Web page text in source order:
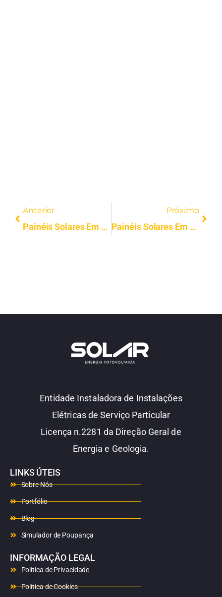
Anterior
Painéis Solares Em Arouca | Instalação Profissional | Solar FV
Próximo
Painéis Solares Em Castelo De Paiva | Instalação Profissional | Solar FV
Entidade Instaladora de Instalações
Elétricas de Serviço Particular
Licença n.2281 da Direção Geral de
Energia e Geologia.
LINKS ÚTEIS
Sobre Nós
Portfólio
Blog
Simulador de Poupança
INFORMAÇÃO LEGAL
Política de Privacidade
Política de Cookies